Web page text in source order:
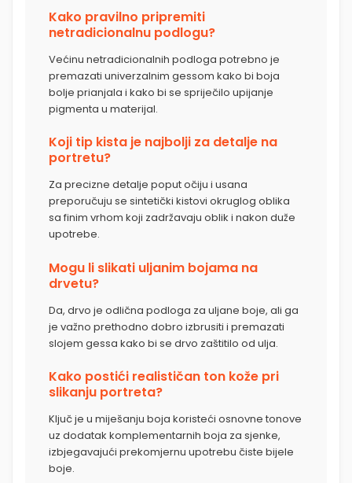
Kako pravilno pripremiti
netradicionalnu podlogu?
Većinu netradicionalnih podloga potrebno je
premazati univerzalnim gessom kako bi boja
bolje prianjala i kako bi se spriječilo upijanje
pigmenta u materijal.
Koji tip kista je najbolji za detalje na
portretu?
Za precizne detalje poput očiju i usana
preporučuju se sintetički kistovi okruglog oblika
sa finim vrhom koji zadržavaju oblik i nakon duže
upotrebe.
Mogu li slikati uljanim bojama na
drvetu?
Da, drvo je odlična podloga za uljane boje, ali ga
je važno prethodno dobro izbrusiti i premazati
slojem gessa kako bi se drvo zaštitilo od ulja.
Kako postići realističan ton kože pri
slikanju portreta?
Ključ je u miješanju boja koristeći osnovne tonove
uz dodatak komplementarnih boja za sjenke,
izbjegavajući prekomjernu upotrebu čiste bijele
boje.